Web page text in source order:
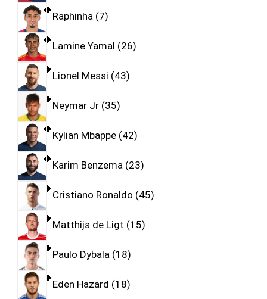
Raphinha 7
Lamine Yamal 26
Lionel Messi 43
Neymar Jr 35
Kylian Mbappe 42
Karim Benzema 23
Cristiano Ronaldo 45
Matthijs de Ligt 15
Paulo Dybala 18
Eden Hazard 18